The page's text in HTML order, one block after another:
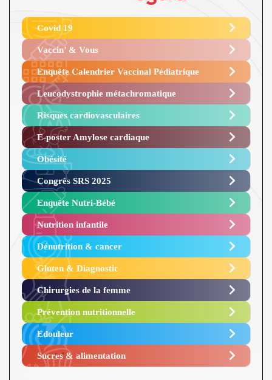
Covid 19
Vaccin’ & Vous
Enquête Calendrier Vaccinal Pédiatrique
Leucodystrophie métachromatique
Risques cardiovasculaires
E-poster Amylose cardiaque ​
Obésité ​
Congrès SRS 2025 ​
Enquête Nutri-Bébé ​
Nutrition infantile
Dénutrition & cancer
Gluten & Diagnostic
Chirurgies de la femme
Prévention nutritionnelle
Edouleur​
Sucres & alimentation​